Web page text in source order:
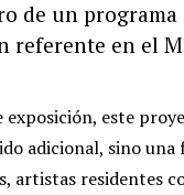
de un
referente en el
exposición, este
adicional, sino
artistas residentes